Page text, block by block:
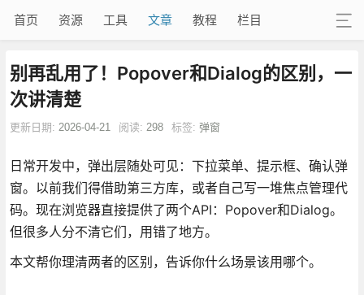
首页 资源 工具 文章 教程 栏目
别再乱用了！Popover和Dialog的区别，一
次讲清楚
更新日期: 2026-04-21 阅读: 298 标签: 弹窗
日常开发中，弹出层随处可见：下拉菜单、提示框、确认弹
窗。以前我们得借助第三方库，或者自己写一堆焦点管理代
码。现在浏览器直接提供了两个API：Popover和Dialog。
但很多人分不清它们，用错了地方。
本文帮你理清两者的区别，告诉你什么场景该用哪个。